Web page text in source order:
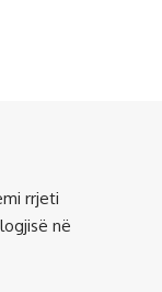
rrjeti
në